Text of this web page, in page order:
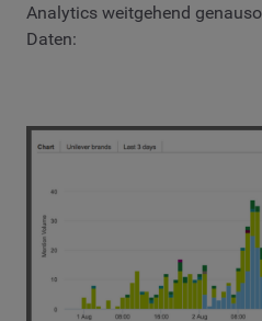
Analytics weitgehend
Daten: